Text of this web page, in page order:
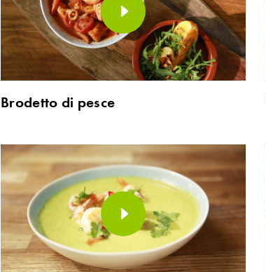
Brodetto di pesce